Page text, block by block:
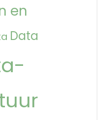
en
Data